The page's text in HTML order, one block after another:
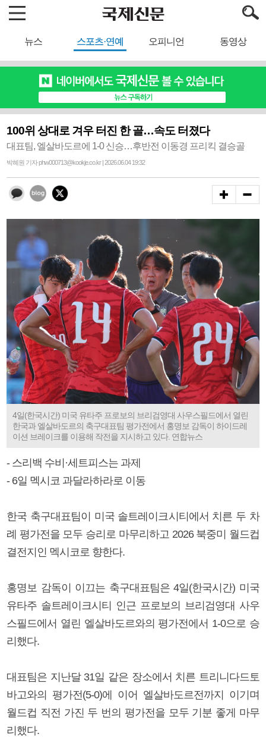
뉴스 스포츠·연예 오피니언 동영상
100위 상대로 겨우 터진 한 골…속도 터졌다
대표팀, 엘살바도르에 1-0 신승…후반전 이동경 프리킥 결승골
박혜원 기자 phw000713@kookje.co.kr | 2026.06.04 19:32
4일(한국시간) 미국 유타주 프로보의 브리검영대 사우스필드에서 열린
한국과 엘살바도르의 축구대표팀 평가전에서 홍명보 감독이 하이드레
이션 브레이크를 이용해 작전을 지시하고 있다. 연합뉴스
- 스리백 수비·세트피스는 과제
- 6일 멕시코 과달라하라로 이동
한국 축구대표팀이 미국 솔트레이크시티에서 치른 두 차
례 평가전을 모두 승리로 마무리하고 2026 북중미 월드컵
결전지인 멕시코로 향한다.
홍명보 감독이 이끄는 축구대표팀은 4일(한국시간) 미국
유타주 솔트레이크시티 인근 프로보의 브리검영대 사우
스필드에서 열린 엘살바도르와의 평가전에서 1-0으로 승
리했다.
대표팀은 지난달 31일 같은 장소에서 치른 트리니다드토
바고와의 평가전(5-0)에 이어 엘살바도르전까지 이기며
월드컵 직전 가진 두 번의 평가전을 모두 기분 좋게 마무
리했다.